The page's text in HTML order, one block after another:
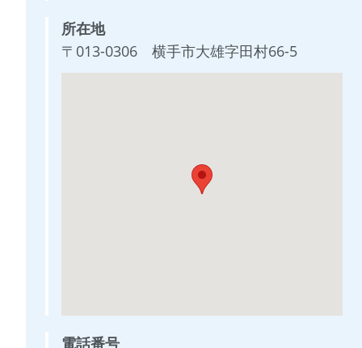
所在地
〒013-0306 横手市大雄字田村66-5
電話番号